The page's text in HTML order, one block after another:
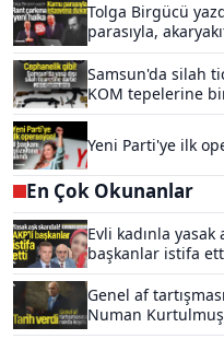
Tolga Birgücü
parasıyla,
Samsun'da silah
KOM tepelerine
Yeni Parti'ye ilk
En Çok Okunanlar
Evli kadınla yasak
başkanlar istifa
Genel af
Numan